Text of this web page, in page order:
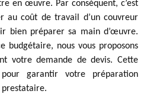
en œuvre. Par conséquent, c’est
au coût de travail d’un couvreur
bien préparer sa main d’œuvre.
budgétaire, nous vous proposons
votre demande de devis. Cette
garantir votre préparation